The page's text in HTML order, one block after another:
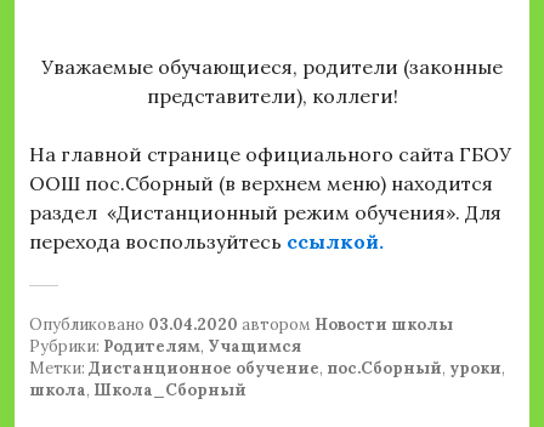
Уважаемые обучающиеся, родители (законные
представители), коллеги!
На главной странице официального сайта ГБОУ
ООШ пос.Сборный (в верхнем меню) находится
раздел «Дистанционный режим обучения». Для
перехода воспользуйтесь ссылкой.
Опубликовано 03.04.2020 автором Новости школы
Рубрики: Родителям, Учащимся
Метки: Дистанционное обучение, пос.Сборный, уроки,
школа, Школа_Сборный